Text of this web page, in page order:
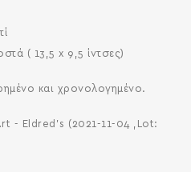
( 13,5 x 9,5 ίντσες)
και χρονολογημένο.
- Eldred's (2021-11-04 ,Lot: